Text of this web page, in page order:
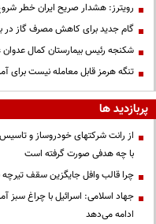
رویترز: هشدار صریح ایران خطر
گام جدید برای کاهش مصرف گاز
شکنجه رئیس بیمارستان کمال
تنگه هرمز قابل معامله نیست برای
پربازدید ها
از رانت‌ شرکتهای خودروساز و
با چه هدفی صورت گرفته است
چرا قالب وافل جایگزین سقف
جهاد اسلامی: اسرائیل با چراغ سبز
ادامه می‌دهد